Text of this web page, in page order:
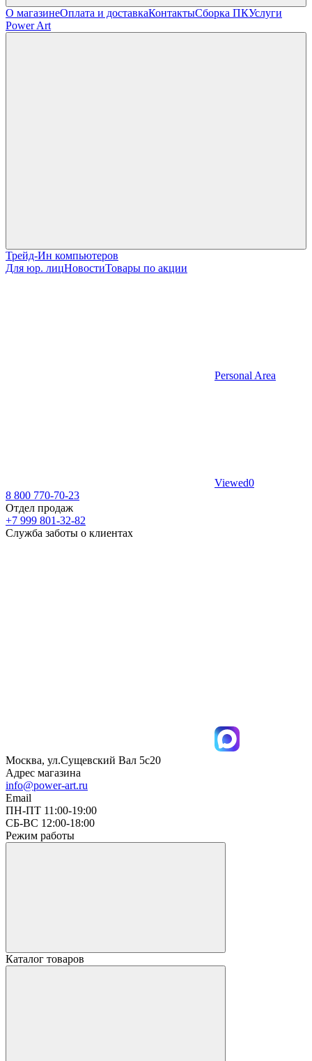
О магазинеОплата и доставкаКонтактыСборка ПКУслуги
Power Art
Трейд-Ин компьютеров
Для юр. лицНовостиТовары по акции
Personal Area
Viewed0
8 800 770-70-23
Отдел продаж
+7 999 801-32-82
Служба заботы о клиентах
Москва, ул.Сущевский Вал 5с20
Адрес магазина
info@power-art.ru
Email
ПН-ПТ 11:00-19:00
СБ-ВС 12:00-18:00
Режим работы
Каталог товаров